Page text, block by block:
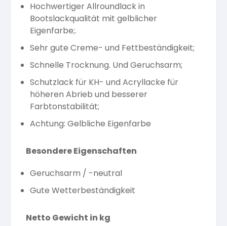
Hochwertiger Allroundlack in
Bootslackqualität mit gelblicher
Eigenfarbe;.
Sehr gute Creme- und Fettbeständigkeit;
Schnelle Trocknung. Und Geruchsarm;
Schutzlack für KH- und Acryllacke für
höheren Abrieb und besserer
Farbtonstabilität;
Achtung: Gelbliche Eigenfarbe
Besondere Eigenschaften
Geruchsarm / -neutral
Gute Wetterbeständigkeit
Netto Gewicht in kg